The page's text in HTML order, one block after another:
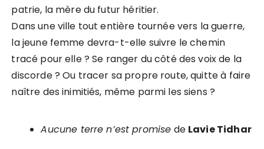
patrie, la mère du futur héritier.
Dans une ville tout entière tournée vers la guerre,
la jeune femme devra-t-elle suivre le chemin
tracé pour elle ? Se ranger du côté des voix de la
discorde ? Ou tracer sa propre route, quitte à faire
naître des inimitiés, même parmi les siens ?
Aucune terre n’est promise de Lavie Tidhar